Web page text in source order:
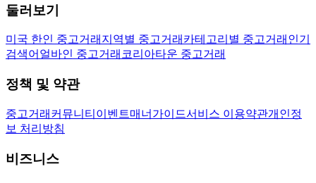
둘러보기
미국 한인 중고거래 지역별 중고거래 카테고리별 중고거래 인기
검색어 얼바인 중고거래 코리아타운 중고거래
정책 및 약관
중고거래 커뮤니티 이벤트매너가이드서비스 이용약관개인정
보 처리방침
비즈니스